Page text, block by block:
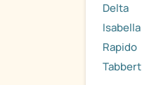
Delta
Isabella
Rapido
Tabbert